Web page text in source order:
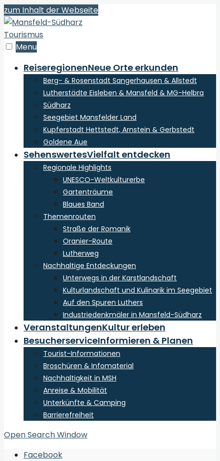
zum Inhalt der Webseite
Menu
ReiseregionenNeue Orte erkunden
Berg- & Rosenstadt Sangerhausen & Allstedt
Lutherstädte Eisleben & Mansfeld & MG-Helbra
Südharz
Seegebiet Mansfelder Land
Kupferstadt Hettstedt, Arnstein & Gerbstedt
Goldene Aue
SehenswertesVielfalt entdecken
Regionale Highlights
UNESCO-Weltkulturerbe
Gartenträume
Blaues Band
Themenrouten
Straße der Romanik
Oranier-Route
Lutherweg
Nachhaltige Entdeckungen
Unterwegs in der Karstlandschaft
Kulturlandschaft und Kulinarik im Seegebiet
Auf den Spuren Luthers
Industriedenkmäler in Mansfeld-Südharz
VeranstaltungenKultur erleben
BesucherserviceInformieren & Planen
Tourist-Informationen
Broschüren & Infomaterial
Nachhaltigkeit in MSH
Anreise & Mobilität
Unterkünfte & Camping
Barrierefreiheit
Open Search Window
Facebook